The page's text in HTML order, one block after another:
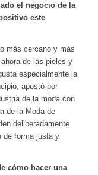
el negocio de la
este
más cercano y más
de las pieles y
especialmente la
apostó por
de la moda con
de la Moda de
deliberadamente
de forma justa y
cómo hacer una